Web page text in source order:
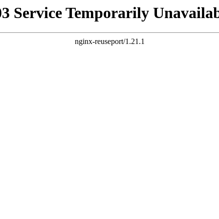
Service Temporarily
nginx-reuseport/1.21.1